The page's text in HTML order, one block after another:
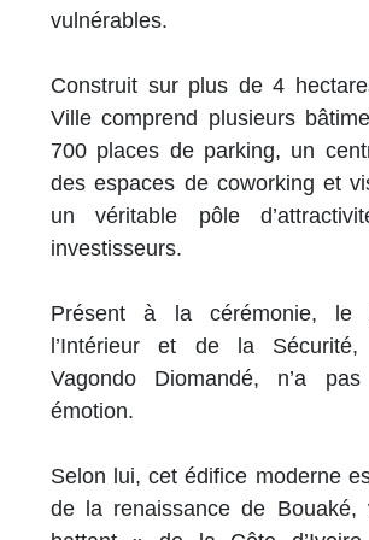
vulnérables.
Construit sur plus de 4
Ville comprend plusieurs
700 places de parking, un
des espaces de coworking et
un véritable pôle
investisseurs.
Présent à la cérémonie, le
l’Intérieur et de la
Vagondo Diomandé, n’a
émotion.
Selon lui, cet édifice moderne
de la renaissance de